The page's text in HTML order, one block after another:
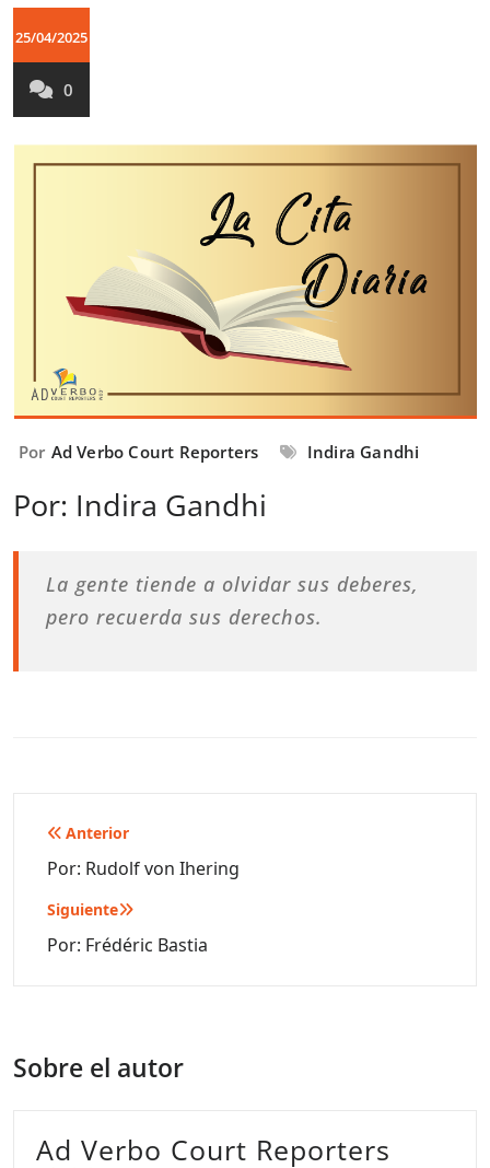
25/04/2025
0
Por Ad Verbo Court Reporters Indira Gandhi
Por: Indira Gandhi
La gente tiende a olvidar sus deberes,
pero recuerda sus derechos.
Navegación
de
entradas
Anterior
Por: Rudolf von Ihering
Siguiente
Por: Frédéric Bastia
Sobre el autor
Ad Verbo Court Reporters